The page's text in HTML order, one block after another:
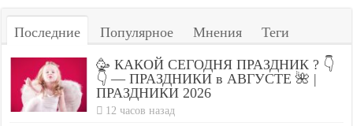
Последние Популярное Мнения Теги
🥳 КАКОЙ СЕГОДНЯ ПРАЗДНИК ? 👇
👇 — ПРАЗДНИКИ в АВГУСТЕ 🌺 |
ПРАЗДНИКИ 2026
12 часов назад